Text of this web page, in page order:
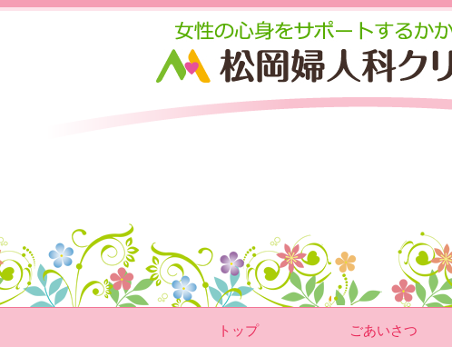
トップ ごあいさつ